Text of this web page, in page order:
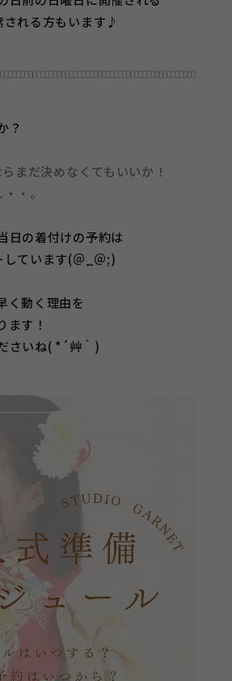
される方もいます♪
？
まだ決めなくてもいいか！
・。
日の着付けの予約は
しています(＠_＠;)
く動く理由を
ます！
さいね( *´艸｀)